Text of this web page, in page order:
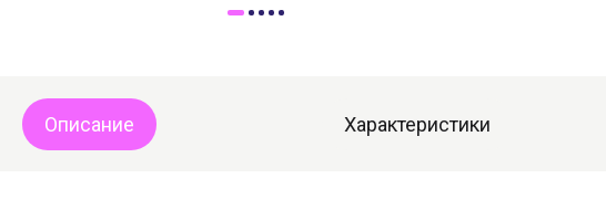
Описание Характеристики